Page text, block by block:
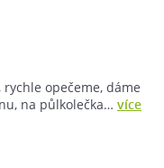
opečeme, dáme
na půlkolečka… více